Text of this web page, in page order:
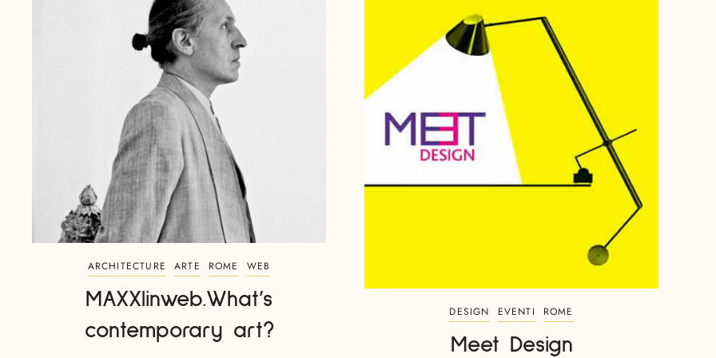
ARCHITECTURE ARTE ROME WEB
MAXXIinweb.What’s
contemporary art?
DESIGN EVENTI ROME
Meet Design